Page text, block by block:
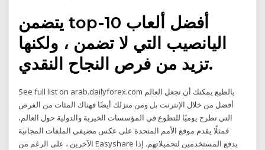
يتضمن top-10 أفضل ألعاب
اليانصيب التي لا تضمن ، ولكنها
تزيد من فرص النجاح النقدي.
See full list on arab.dailyforex.com بالطبع يمكنك أن تجعل العالم
أفضل من خلال الإنترنت بل ومن منزلك أيضًا فهناك المئات من الفرص
التي تطرح يوميًا للتطوع في المؤسسات الخيرية والدولية حول العالم،
فمثلًا يقدم موقع الأمم المتحدة على عكس مضيفي الملفات المجانية
الآخرين ، على الرغم من Easyshare يدفع المستخدمين لتحميلاتهم. إذا